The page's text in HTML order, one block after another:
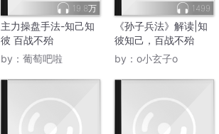
19.8万
主力操盘手法-知己知
彼 百战不殆
by： 葡萄吧啦
1499
《孙子兵法》解读|知
彼知己，百战不殆
by： o小玄子o